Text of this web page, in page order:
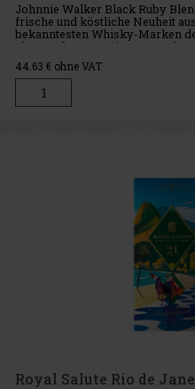
Johnnie Walker Black Ruby
frische und köstliche Neuheit
bekanntesten Whisky-Marken
eine moderne
angereichert m
44.63 € ohne VAT
Royal Salute Rio de